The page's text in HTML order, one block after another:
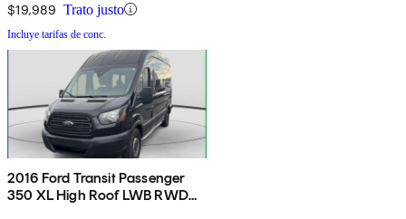
Doors
$19,989 Trato justo
Incluye tarifas de conc.
2016 Ford Transit Passenger
350 XL High Roof LWB RWD